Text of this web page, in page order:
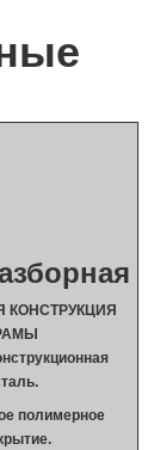
КОНСТРУКЦИЯ
полимерное